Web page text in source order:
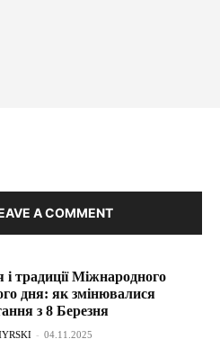
A COMMENT
і традиції Міжнародного
дня: як змінювалися
з 8 Березня
- 04.11.2025